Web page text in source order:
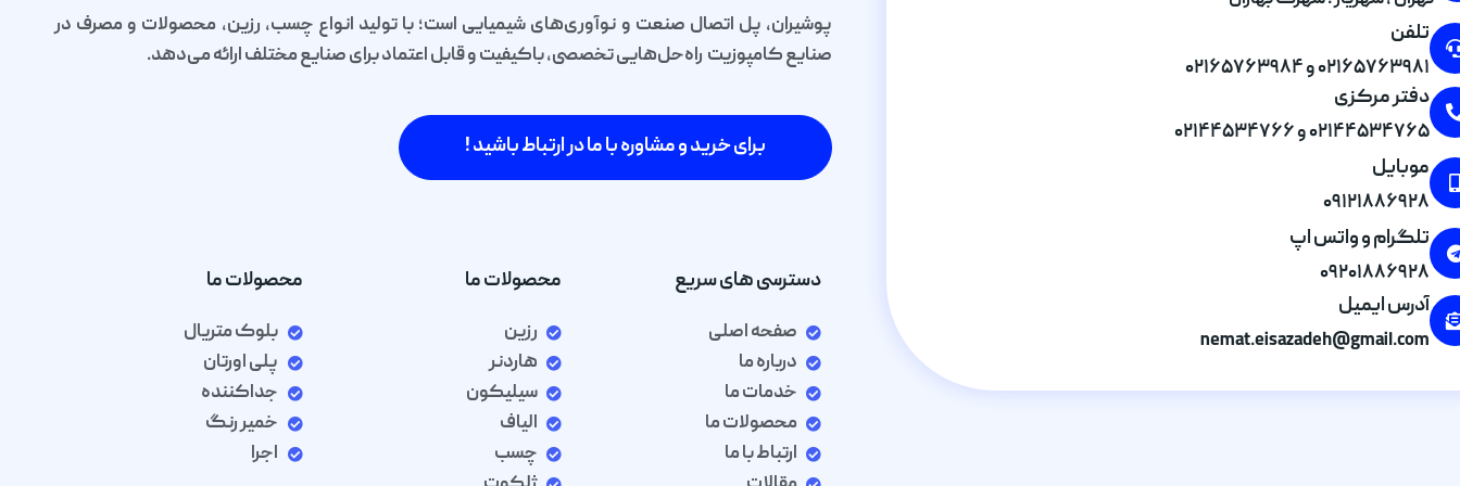
تلفن
۰۲۱۶۵۷۶۳۹۸۱ و ۰۲۱۶۵۷۶۳۹۸۴
دفتر مرکزی
۰۲۱۴۴۵۳۴۷۶۵ و ۰۲۱۴۴۵۳۴۷۶۶
موبایل
۰۹۱۲۱۸۸۶۹۲۸
تلگرام و واتس اپ
۰۹۲۰۱۸۸۶۹۲۸
آدرس ایمیل
nemat.eisazadeh@gmail.com
پوشیران، پل اتصال صنعت و نوآوری‌های شیمیایی است؛ با تولید انواع چسب، رزین، محصولات و مصرف در
صنایع کامپوزیت راه‌حل‌هایی تخصصی، باکیفیت و قابل اعتماد برای صنایع مختلف ارائه می‌دهد.
برای خرید و مشاوره با ما در ارتباط باشید !
دسترسی های سریع
صفحه اصلی
درباره ما
خدمات ما
محصولات ما
ارتباط با ما
محصولات ما
رزین
هاردنر
سیلیکون
الیاف
چسب
محصولات ما
بلوک متریال
پلی اورتان
جداکننده
خمیر رنگ
اجرا